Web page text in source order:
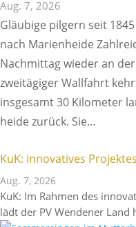
Aug. 7, 2026
Gläu­bige pilgern seit
nach Mari­en­heide
Nach­mittag wieder an
zwei­tä­giger Wall­fahrt
insge­samt 30 Kilo­meter
heide zurück. Sie…
KuK: inno­va­tives
Aug. 7, 2026
KuK: Im Rahmen des
lädt der PV Wendener